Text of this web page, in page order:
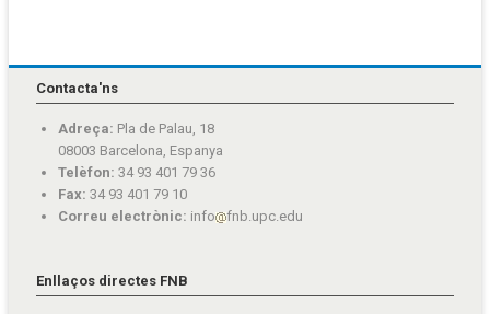
Contacta'ns
Adreça: Pla de Palau, 18
08003 Barcelona, Espanya
Telèfon: 34 93 401 79 36
Fax: 34 93 401 79 10
Correu electrònic: info fnb.upc.edu
Enllaços directes FNB